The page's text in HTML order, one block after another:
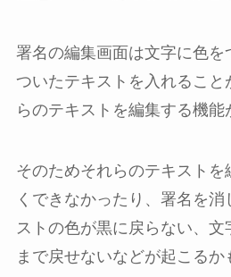
署名の編集画面は文字に色を
ついたテキストを入れること
らのテキストを編集する機能
そのためそれらのテキストを
くできなかったり、署名を
ストの色が黒に戻らない、文
まで戻せないなどが起こるか